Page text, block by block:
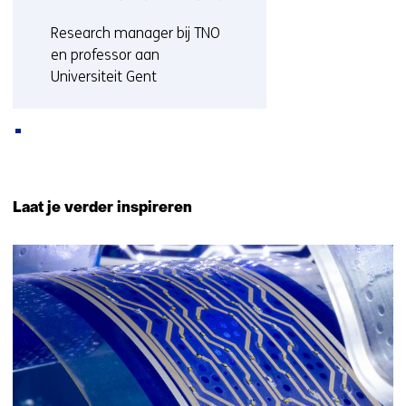
Functie:
Research manager bij TNO
en professor aan
Universiteit Gent
(Neem
contact
met
ons
op)
Laat je verder inspireren
7
resultaten,
getoond
6
t/m
7